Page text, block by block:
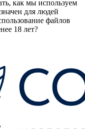
как мы используем
для людей
файлов
18 лет?